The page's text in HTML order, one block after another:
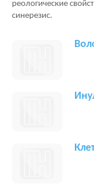
реологические
синерезис.